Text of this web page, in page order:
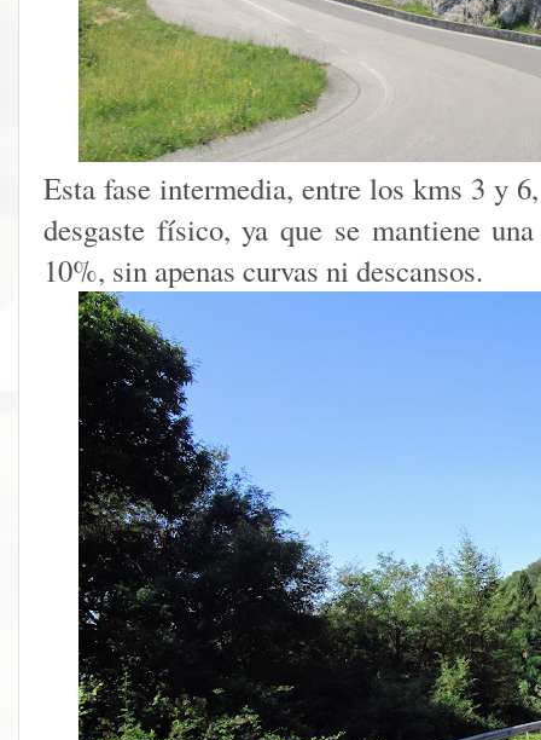
Esta fase intermedia, entre los kms 3 y
desgaste físico, ya que se mantiene
10%, sin apenas curvas ni descansos.